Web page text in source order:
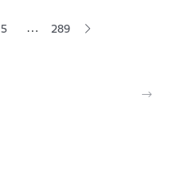
Lapa
5 … 289